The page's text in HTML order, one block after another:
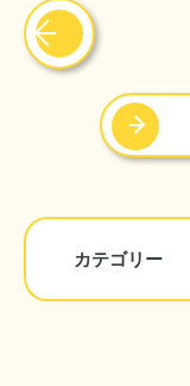
カテゴリー